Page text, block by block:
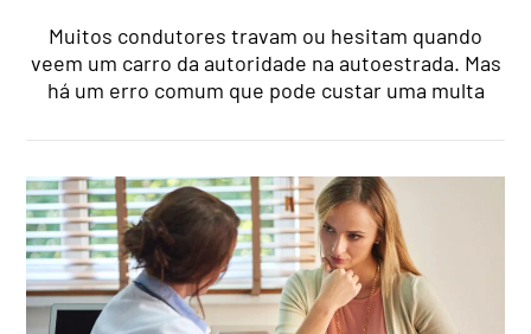
Muitos condutores travam ou hesitam quando
veem um carro da autoridade na autoestrada. Mas
há um erro comum que pode custar uma multa